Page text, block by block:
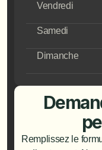
Vendredi
Samedi
Dimanche
Remplissez le